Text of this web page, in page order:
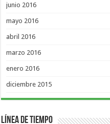
junio 2016
mayo 2016
abril 2016
marzo 2016
enero 2016
diciembre 2015
Línea de Tiempo